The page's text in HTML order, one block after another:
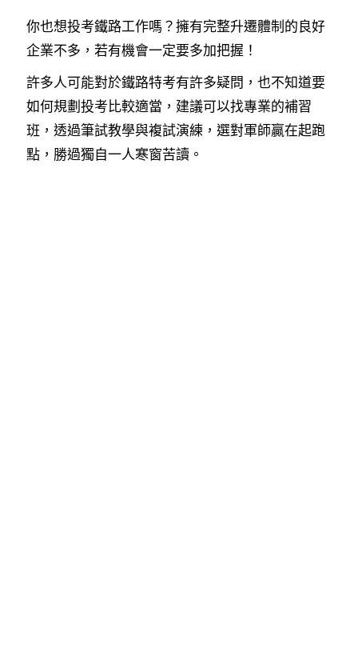
你也想投考鐵路工作嗎？擁有完整升遷體制的良好
企業不多，若有機會一定要多加把握！
許多人可能對於鐵路特考有許多疑問，也不知道要
如何規劃投考比較適當，建議可以找專業的補習
班，透過筆試教學與複試演練，選對軍師贏在起跑
點，勝過獨自一人寒窗苦讀。